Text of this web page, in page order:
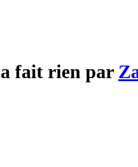
fait rien par